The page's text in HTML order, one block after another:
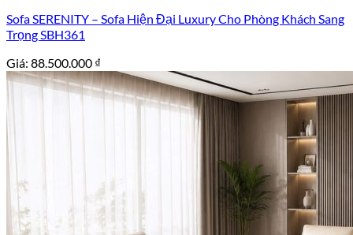
Sofa SERENITY – Sofa Hiện Đại Luxury Cho Phòng Khách Sang
Trọng SBH361
Giá: 88.500.000 ₫